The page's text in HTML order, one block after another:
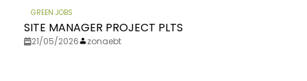
GREEN JOBS
SITE MANAGER PROJECT PLTS
21/05/2026 zonaebt